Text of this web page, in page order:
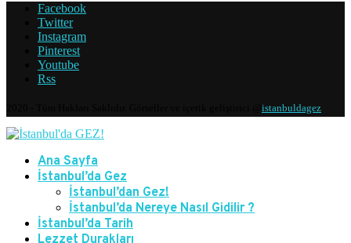
Facebook
Twitter
Instagram
Pinterest
Youtube
Rss
istanbuldagez
Ana Sayfa
İstanbul’da Gez
İstanbul’dan Gez!
İstanbul’da Nereye Nasıl Gidilir ?
İstanbul’da Tarih
Lezzet Durakları